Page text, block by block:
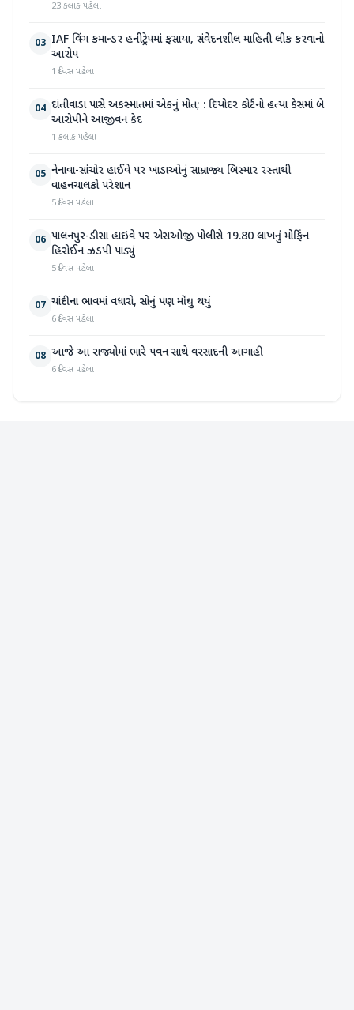
23 કલાક પહેલા
03 IAF વિંગ કમાન્ડર હનીટ્રેપમાં ફસાયા, સંવેદનશીલ માહિતી લીક કરવાનો
આરોપ
1 દિવસ પહેલા
04 દાંતીવાડા પાસે અકસ્માતમાં એકનું મોત; : દિયોદર કોર્ટનો હત્યા કેસમાં બે
આરોપીને આજીવન કેદ
1 કલાક પહેલા
05 નેનાવા-સાંચોર હાઈવે પર ખાડાઓનું સામ્રાજ્ય બિસ્માર રસ્તાથી
વાહનચાલકો પરેશાન
5 દિવસ પહેલા
06 પાલનપુર-ડીસા હાઇવે પર એસઓજી પોલીસે 19.80 લાખનું મોર્ફિન
હિરોઈન ઝડપી પાડ્યું
5 દિવસ પહેલા
07 ચાંદીના ભાવમાં વધારો, સોનું પણ મોંઘુ થયું
6 દિવસ પહેલા
08 આજે આ રાજ્યોમાં ભારે પવન સાથે વરસાદની આગાહી
6 દિવસ પહેલા